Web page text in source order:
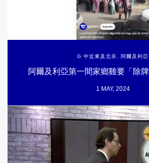
G 中近東及北非, 阿爾及利亞
阿爾及利亞第一間家鄉雞要「除
1 MAY, 2024